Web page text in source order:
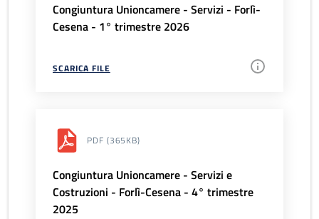
Congiuntura Unioncamere - Servizi - Forlì-
Cesena - 1° trimestre 2026
SCARICA FILE
PDF (365KB)
Congiuntura Unioncamere - Servizi e
Costruzioni - Forlì-Cesena - 4° trimestre
2025